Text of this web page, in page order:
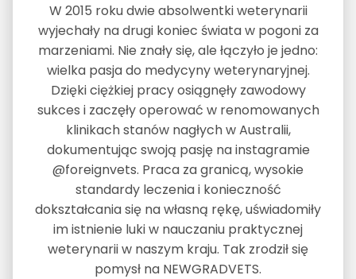
W 2015 roku dwie absolwentki weterynarii
wyjechały na drugi koniec świata w pogoni za
marzeniami. Nie znały się, ale łączyło je jedno:
wielka pasja do medycyny weterynaryjnej.
Dzięki ciężkiej pracy osiągnęły zawodowy
sukces i zaczęły operować w renomowanych
klinikach stanów nagłych w Australii,
dokumentując swoją pasję na instagramie
@foreignvets. Praca za granicą, wysokie
standardy leczenia i konieczność
dokształcania się na własną rękę, uświadomiły
im istnienie luki w nauczaniu praktycznej
weterynarii w naszym kraju. Tak zrodził się
pomysł na NEWGRADVETS.